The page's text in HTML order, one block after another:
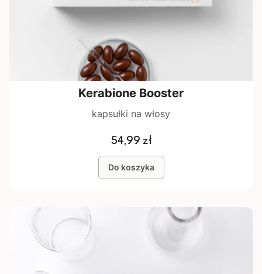
Kerabione Booster
kapsułki na włosy
Cena
54,99 zł
Do koszyka